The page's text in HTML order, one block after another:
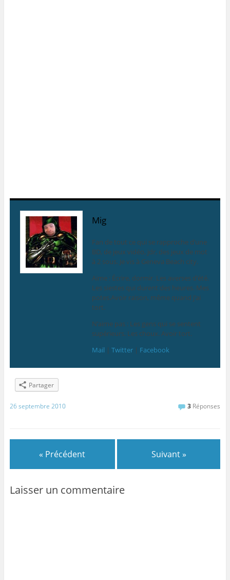
Mig
Fan de tout ce qui se rapproche d’une
BD, de jeux vidéo, jdr, des jeux de mot
à 2 sous. Je vis à Geneva Beach city.
Aime : Écrire, dormir. Les averses d’été.
Les siestes qui durent des heures. Mes
potes.Avoir raison, même quand j’ai
tort.
N’aime pas : Les gens qui se sentent
supérieurs. Les choux. Avoir tort.
Mail | Twitter| Facebook
Partager
26 septembre 2010 3 Réponses
« Précédent Suivant »
Laisser un commentaire